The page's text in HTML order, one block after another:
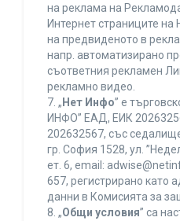
на реклама на
Интернет страниците
на предвиденото в
напр. автоматизирано
съответния рекламен
рекламно видео.
7. „ Нет Инфо” е
ИНФО” ЕАД, ЕИК
202632567, със
гр. София 1528, ул.
ет. 6, еmail:
657, регистрирано като
данни в Комисията за
8. „Общи условия” са